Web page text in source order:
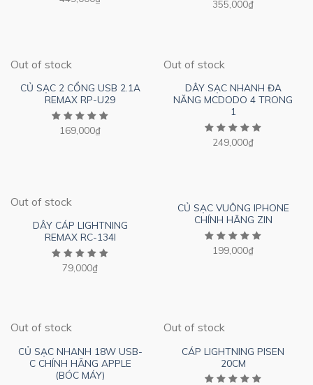
355,000₫
Out of stock
CỦ SẠC 2 CỔNG USB 2.1A
REMAX RP-U29
169,000₫
Out of stock
DÂY SẠC NHANH ĐA
NĂNG MCDODO 4 TRONG
1
249,000₫
Out of stock
DÂY CÁP LIGHTNING
REMAX RC-134I
79,000₫
CỦ SẠC VUÔNG IPHONE
CHÍNH HÃNG ZIN
199,000₫
Out of stock
CỦ SẠC NHANH 18W USB-
C CHÍNH HÃNG APPLE
(BÓC MÁY)
Out of stock
CÁP LIGHTNING PISEN
20CM